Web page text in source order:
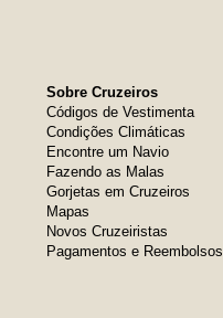
Sobre Cruzeiros
Códigos de Vestimenta
Condições Climáticas
Encontre um Navio
Fazendo as Malas
Gorjetas em Cruzeiros
Mapas
Novos Cruzeiristas
Pagamentos e Reembolsos